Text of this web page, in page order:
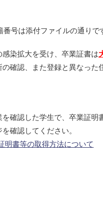
号は添付ファイルの通りで
染拡大を受け、卒業証書は
確認、また登録と異なっ
確認した学生で、卒業証
確認してください。
書等の取得方法について